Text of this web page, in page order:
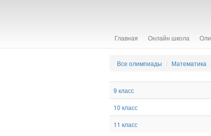
Главная Онлайн школа
Все олимпиады Математика
9 класс
10 класс
11 класс